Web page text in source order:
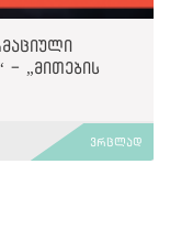
- „მითების
ვრცლად